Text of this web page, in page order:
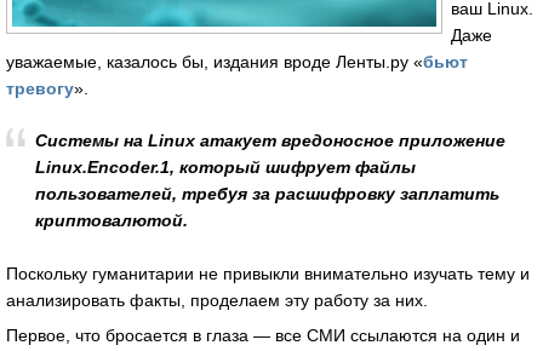
ваш Linux.
Даже
уважаемые, казалось бы, издания вроде Ленты.ру «бьют
тревогу».
Системы на Linux атакует вредоносное приложение
Linux.Encoder.1, который шифрует файлы
пользователей, требуя за расшифровку заплатить
криптовалютой.
Поскольку гуманитарии не привыкли внимательно изучать тему и
анализировать факты, проделаем эту работу за них.
Первое, что бросается в глаза — все СМИ ссылаются на один и